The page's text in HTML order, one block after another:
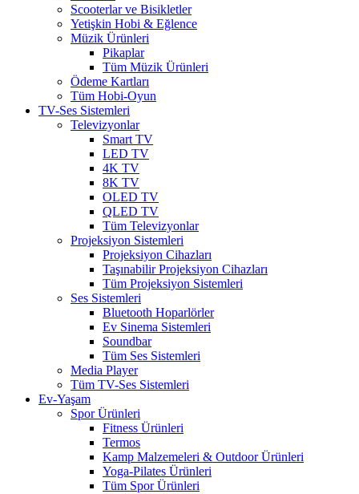
Scooterlar ve Bisikletler
Yetişkin Hobi & Eğlence
Müzik Ürünleri
Pikaplar
Tüm Müzik Ürünleri
Ödeme Kartları
Tüm Hobi-Oyun
TV-Ses Sistemleri
Televizyonlar
Smart TV
LED TV
4K TV
8K TV
OLED TV
QLED TV
Tüm Televizyonlar
Projeksiyon Sistemleri
Projeksiyon Cihazları
Taşınabilir Projeksiyon Cihazları
Tüm Projeksiyon Sistemleri
Ses Sistemleri
Bluetooth Hoparlörler
Ev Sinema Sistemleri
Soundbar
Tüm Ses Sistemleri
Media Player
Tüm TV-Ses Sistemleri
Ev-Yaşam
Spor Ürünleri
Fitness Ürünleri
Termos
Kamp Malzemeleri & Outdoor Ürünleri
Yoga-Pilates Ürünleri
Tüm Spor Ürünleri